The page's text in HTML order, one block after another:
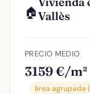
🏠Vallès
PRECIO MEDIO
3159 €/m²
área agrupada